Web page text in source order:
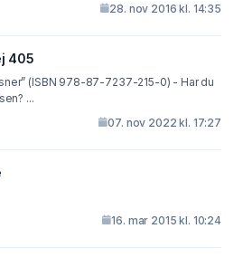
28. nov 2016 kl. 14:35
405
(ISBN 978-87-7237-215-0) - Har du
også oplevet fornemmelsen? ...
07. nov 2022 kl. 17:27
16. mar 2015 kl. 10:24